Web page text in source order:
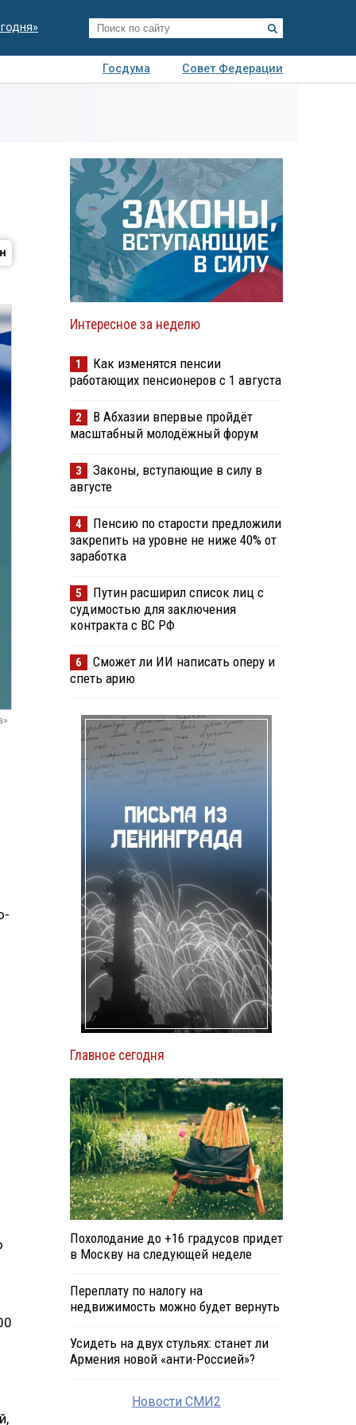
Госдума
Совет Федерации
Интересное за неделю
1
Как изменятся пенсии
работающих пенсионеров с 1 августа
2
В Абхазии впервые пройдёт
масштабный молодёжный форум
3
Законы, вступающие в силу в
августе
4
Пенсию по старости предложили
закрепить на уровне не ниже 40% от
заработка
5
Путин расширил список лиц с
судимостью для заключения
контракта с ВС РФ
6
Сможет ли ИИ написать оперу и
спеть арию
Главное сегодня
Похолодание до +16 градусов придет
в Москву на следующей неделе
Переплату по налогу на
недвижимость можно будет вернуть
Усидеть на двух стульях: станет ли
Армения новой «анти-Россией»?
Новости СМИ2